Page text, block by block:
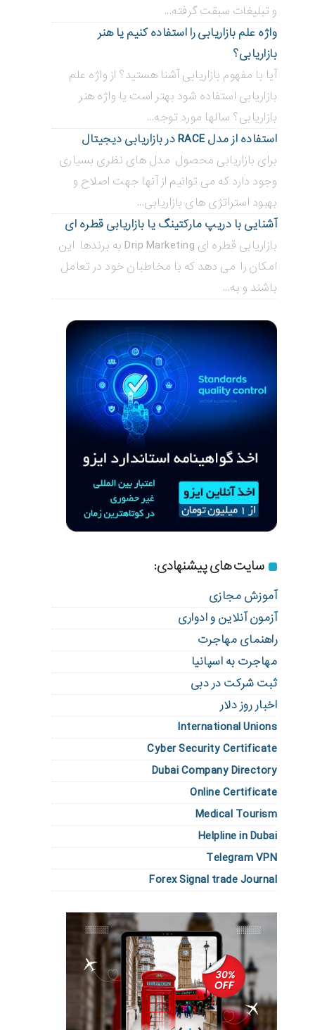
و تبلیغات سبقت گرفته...
واژه علم بازاریابی را استفاده کنیم یا هنر
بازاریابی؟
آیا با مفهوم بازاریابی آشنا هستید؟ از واژه علم
بازاریابی استفاده شود بهتر است یا واژه هنر
بازاریابی؟ سالها مورد توجه...
استفاده از مدل RACE در بازاریابی دیجیتال
برای بازاریابی محصول مدل های نظری بسیاری
وجود دارد که می توانیم از آنها جهت اصلاح و
بهبود استراتژی های بازاریابی...
آشنایی با دریپ مارکتینگ یا بازاریابی قطره ای
بازاریابی قطره ای Drip Marketing به برندها این
امکان را می دهد که با مخاطبان خود در تعامل
باشند و به...
سایت های پیشنهادی:
آموزش مجازی
آزمون آنلاین و ادواری
راهنمای مهاجرت
مهاجرت به اسپانیا
ثبت شرکت در دبی
اخبار روز دلار
International Unions
Cyber Security Certificate
Dubai Company Directory
Online Certificate
Medical Tourism
Helpline in Dubai
Telegram VPN
Forex Signal trade Journal